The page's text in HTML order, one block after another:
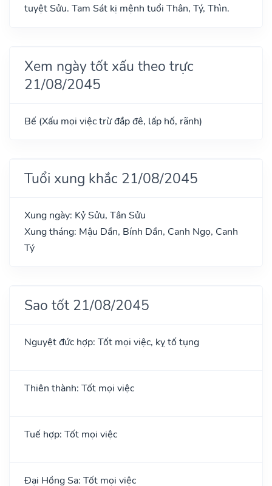
tuyệt Sửu. Tam Sát kị mệnh tuổi Thân, Tý, Thìn.
Xem ngày tốt xấu theo trực
21/08/2045
Bế (Xấu mọi việc trừ đắp đê, lấp hố, rãnh)
Tuổi xung khắc 21/08/2045
Xung ngày: Kỷ Sửu, Tân Sửu
Xung tháng: Mậu Dần, Bính Dần, Canh Ngọ, Canh
Tý
Sao tốt 21/08/2045
Nguyệt đức hợp: Tốt mọi việc, kỵ tố tụng
Thiên thành: Tốt mọi việc
Tuế hợp: Tốt mọi việc
Đại Hồng Sa: Tốt mọi việc